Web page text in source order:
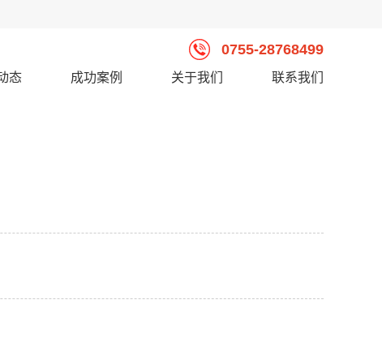
态 成功案例 关于我们 联系我们
0755-28768499